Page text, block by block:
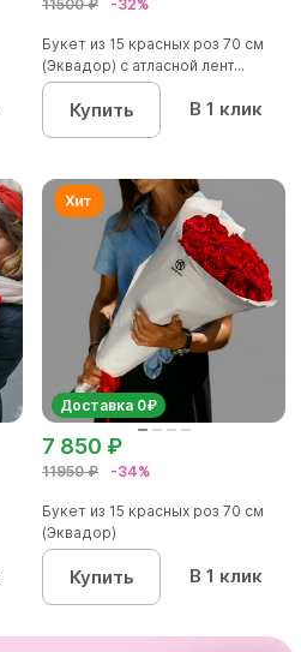
11500 ₽ -32%
Букет из 15 красных роз 70 см
(Эквадор) с атласной лент...
Купить В 1 клик
Доставка 0₽
11950 ₽ -34%
7 850 ₽
Букет из 15 красных роз 70 см
(Эквадор)
Купить В 1 клик